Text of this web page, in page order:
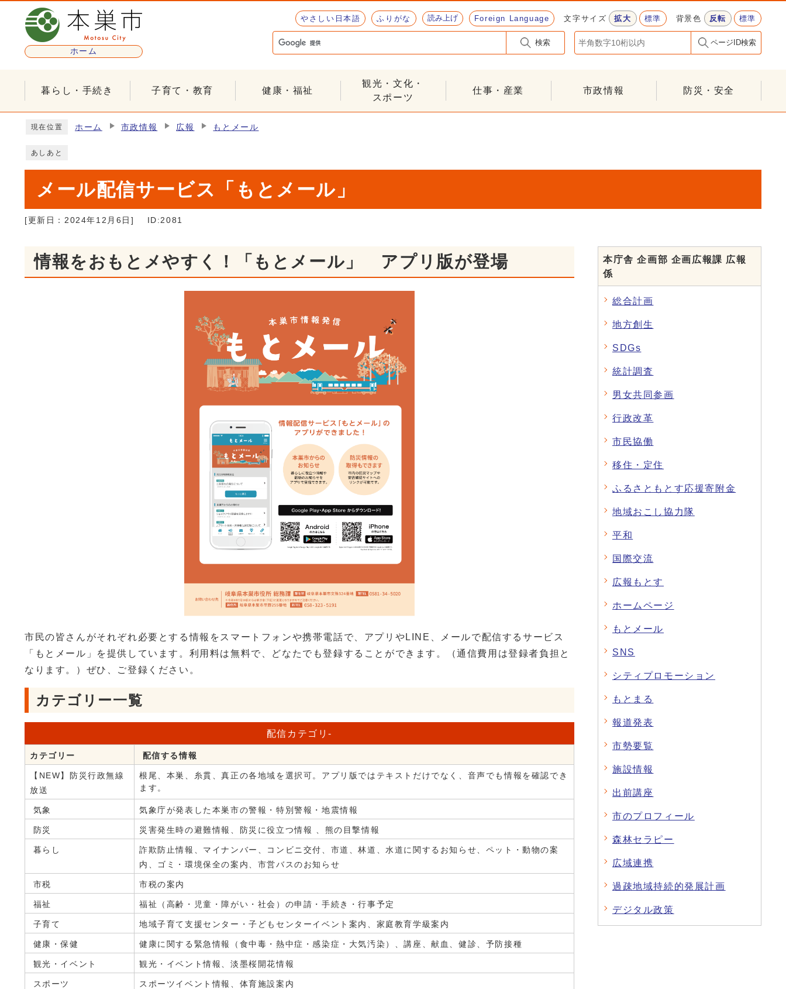
ページの先頭です
ホーム
やさしい日本語 ふりがな 読み上げ Foreign Language 文字サイズ 拡大 標準 背景色 反転 標準
検索 ページID検索
暮らし・手続き 子育て・教育 健康・福祉
観光・文化・
スポーツ
仕事・産業 市政情報 防災・安全
現在位置 ホーム 市政情報 広報 もとメール
あしあと
メール配信サービス「もとメール」
[更新日： 2024年12月6日 ] ID:2081
情報をおもとメやすく！「もとメール」 アプリ版が登場
市民の皆さんがそれぞれ必要とする情報をスマートフォンや携帯電話で、アプリやLINE、メールで配信するサービス
「もとメール」を提供しています。利用料は無料で、どなたでも登録することができます。（通信費用は登録者負担と
なります。）ぜひ、ご登録ください。
カテゴリー一覧
配信カテゴリ-
カテゴリー 配信する情報
【NEW】防災行政無線
放送
根尾、本巣、糸貫、真正の各地域を選択可。アプリ版ではテキストだけでなく、音声でも情報を確認でき
ます。
気象 気象庁が発表した本巣市の警報・特別警報・地震情報
防災 災害発生時の避難情報、防災に役立つ情報 、熊の目撃情報
暮らし
詐欺防止情報、マイナンバー、コンビニ交付、市道、林道、水道に関するお知らせ、ペット・動物の案
内、ゴミ・環境保全の案内、市営バスのお知らせ
市税 市税の案内
福祉 福祉（高齢・児童・障がい・社会）の申請・手続き・行事予定
子育て 地域子育て支援センター・子どもセンターイベント案内、家庭教育学級案内
健康・保健 健康に関する緊急情報（食中毒・熱中症・感染症・大気汚染）、講座、献血、健診、予防接種
観光・イベント 観光・イベント情報、淡墨桜開花情報
スポーツ スポーツイベント情報、体育施設案内
本庁舎 企画部 企画広報課 広報
係
総合計画
地方創生
SDGs
統計調査
男女共同参画
行政改革
市民協働
移住・定住
ふるさともとす応援寄附金
地域おこし協力隊
平和
国際交流
広報もとす
ホームページ
もとメール
SNS
シティプロモーション
もとまる
報道発表
市勢要覧
施設情報
出前講座
市のプロフィール
森林セラピー
広域連携
過疎地域持続的発展計画
デジタル政策